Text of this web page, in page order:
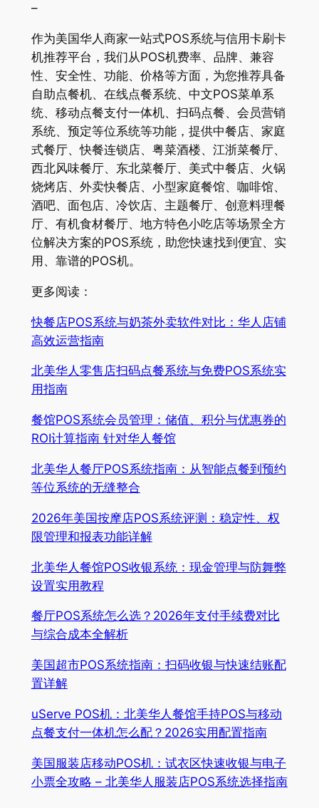
–
作为美国华人商家一站式POS系统与信用卡刷卡
机推荐平台，我们从POS机费率、品牌、兼容
性、安全性、功能、价格等方面，为您推荐具备
自助点餐机、在线点餐系统、中文POS菜单系
统、移动点餐支付一体机、扫码点餐、会员营销
系统、预定等位系统等功能，提供中餐店、家庭
式餐厅、快餐连锁店、粤菜酒楼、江浙菜餐厅、
西北风味餐厅、东北菜餐厅、美式中餐店、火锅
烧烤店、外卖快餐店、小型家庭餐馆、咖啡馆、
酒吧、面包店、冷饮店、主题餐厅、创意料理餐
厅、有机食材餐厅、地方特色小吃店等场景全方
位解决方案的POS系统，助您快速找到便宜、实
用、靠谱的POS机。
更多阅读：
快餐店POS系统与奶茶外卖软件对比：华人店铺
高效运营指南
北美华人零售店扫码点餐系统与免费POS系统实
用指南
餐馆POS系统会员管理：储值、积分与优惠券的
ROI计算指南 针对华人餐馆
北美华人餐厅POS系统指南：从智能点餐到预约
等位系统的无缝整合
2026年美国按摩店POS系统评测：稳定性、权
限管理和报表功能详解
北美华人餐馆POS收银系统：现金管理与防舞弊
设置实用教程
餐厅POS系统怎么选？2026年支付手续费对比
与综合成本全解析
美国超市POS系统指南：扫码收银与快速结账配
置详解
uServe POS机：北美华人餐馆手持POS与移动
点餐支付一体机怎么配？2026实用配置指南
美国服装店移动POS机：试衣区快速收银与电子
小票全攻略 – 北美华人服装店POS系统选择指南